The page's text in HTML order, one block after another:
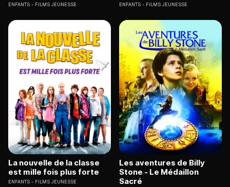
ENFANTS FILMS JEUNESSE ENFANTS FILMS JEUNESSE
La nouvelle de la classe
est mille fois plus forte
ENFANTS FILMS JEUNESSE
Les aventures de Billy
Stone - Le Médaillon
Sacré